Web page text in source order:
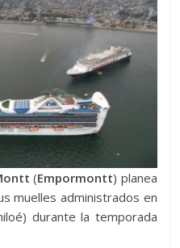
(Empormontt) planea
muelles administrados en
durante la temporada